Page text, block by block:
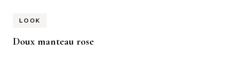
LOOK
Doux manteau rose